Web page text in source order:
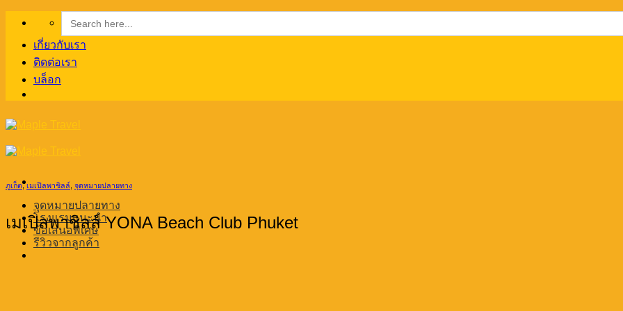
content
Search
for:
เกี่ยวกับเรา
ติดต่อเรา
บล็อก
จุดหมายปลายทาง
โรงแรมแนะนำ
ข้อเสนอพิเศษ
รีวิวจากลูกค้า
ภูเก็ต,เมเปิลพาชิลล์ จุดหมายปลายทาง
เมเปิลพาชิลล์ YONA Beach Club Phuket